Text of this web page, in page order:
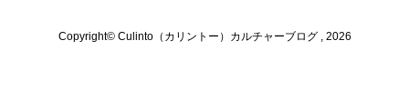
Copyright© Culinto（カリントー）カルチャーブログ , 2026